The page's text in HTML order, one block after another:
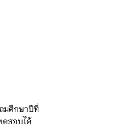
มศึกษาปีที่
ดสอบได้